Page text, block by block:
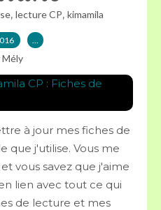
, lecture CP, kimamila
…
Mély
à jour mes fiches de
que j'utilise. Vous me
vous savez que j'aime
lien avec tout ce qui
de lecture et mes